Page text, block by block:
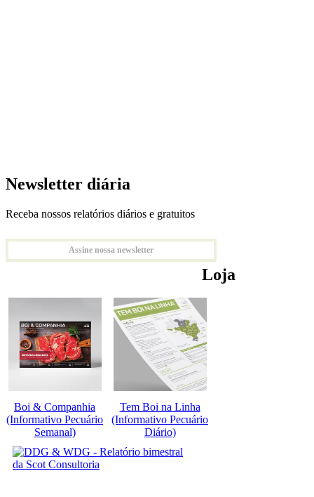
Newsletter diária
Receba nossos relatórios diários e gratuitos
Assine nossa newsletter
Loja
Boi & Companhia
(Informativo Pecuário
Semanal)
Tem Boi na Linha
(Informativo Pecuário
Diário)